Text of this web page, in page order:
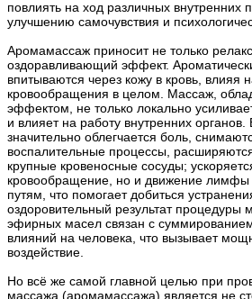
повлиять на ход различных внутренних
улучшению самочувствия и
Аромамассаж приносит не только
оздоравливающий эффект.
впитываются через кожу в кровь, влияя
кровообращения в целом. Массаж,
эффектом, не только локально
и влияет на работу внутренних
значительно облегчается боль,
воспалительные процессы,
крупные кровеносные сосуды;
кровообращение, но и движение
путям, что помогает добиться
оздоровительный результат
эфирных масел связан с
влияний на человека, что вызывает
воздействие.
Но всё же самой главной целью при
массажа (аромамассажа) является не